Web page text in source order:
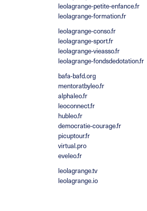
leolagrange-petite-enfance.fr
leolagrange-formation.fr
leolagrange-conso.fr
leolagrange-sport.fr
leolagrange-vieasso.fr
leolagrange-fondsdedotation.fr
bafa-bafd.org
mentoratbyleo.fr
alphaleo.fr
leoconnect.fr
hubleo.fr
democratie-courage.fr
picuptour.fr
virtual.pro
eveleo.fr
leolagrange.tv
leolagrange.io